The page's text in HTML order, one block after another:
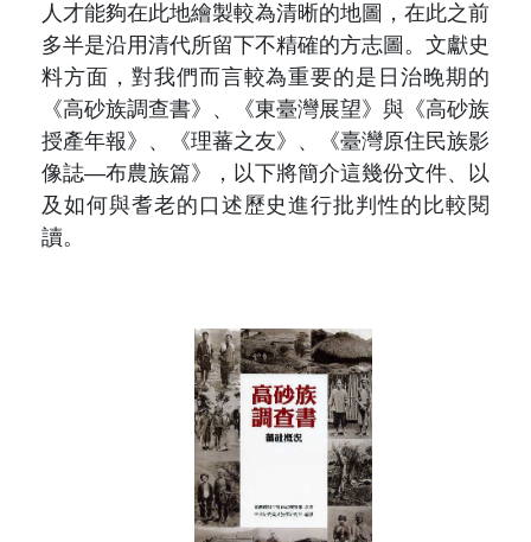
人才能夠在此地繪製較為清晰的地圖，在此之前
多半是沿用清代所留下不精確的方志圖。文獻史
料方面，對我們而言較為重要的是日治晚期的
《高砂族調查書》、《東臺灣展望》與《高砂族
授產年報》、《理蕃之友》、《臺灣原住民族影
像誌—布農族篇》，以下將簡介這幾份文件、以
及如何與耆老的口述歷史進行批判性的比較閱
讀。